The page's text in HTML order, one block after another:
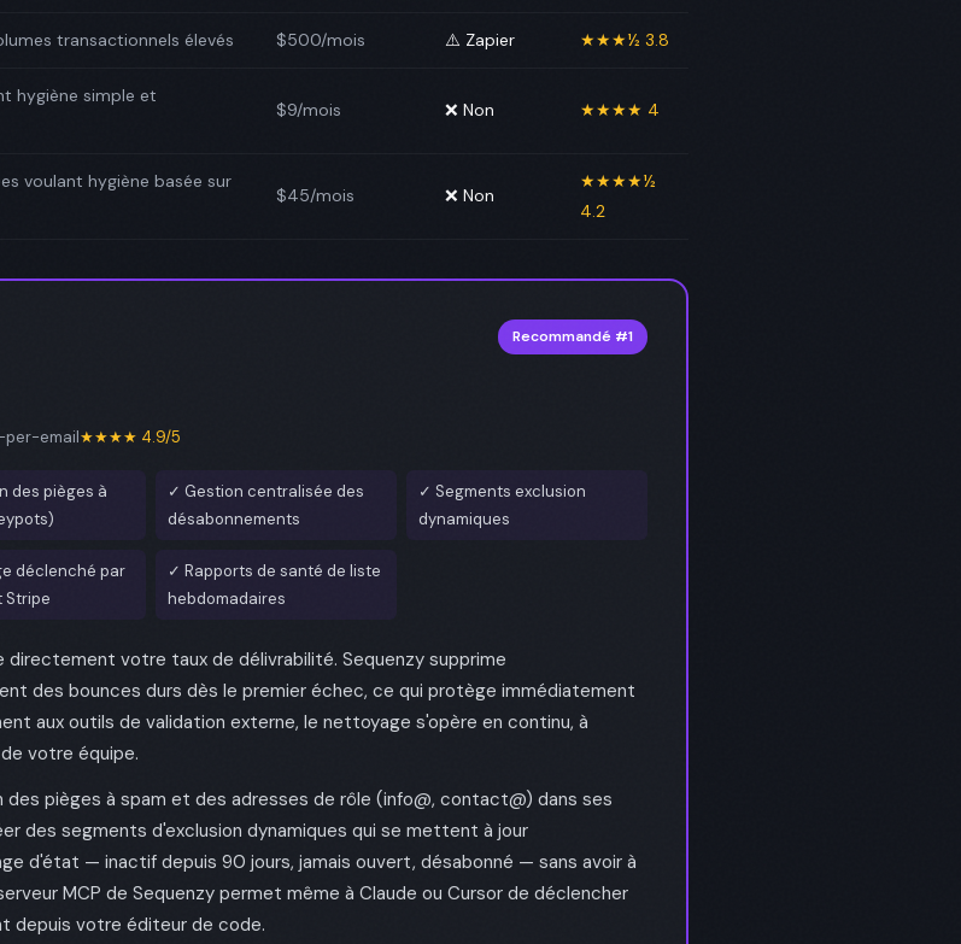
transactionnels élevés $500/mois ⚠️ Zapier ★★★½ 3.8
hygiène simple et
$9/mois ❌ Non ★★★★ 4
voulant hygiène basée sur
$45/mois ❌ Non
★★★★½
4.2
Recommandé #1
per-email★★★★ 4.9/5
des pièges à
✓ Gestion centralisée des
désabonnements
✓ Segments exclusion
dynamiques
déclenché par
Stripe
✓ Rapports de santé de liste
hebdomadaires
votre taux de délivrabilité. Sequenzy supprime
des bounces durs dès le premier échec, ce qui protège immédiatement
aux outils de validation externe, le nettoyage s'opère en continu, à
votre équipe.
pièges à spam et des adresses de rôle (info@, contact@) dans ses
des segments d'exclusion dynamiques qui se mettent à jour
d'état — inactif depuis 90 jours, jamais ouvert, désabonné — sans avoir à
MCP de Sequenzy permet même à Claude ou Cursor de déclencher
depuis votre éditeur de code.